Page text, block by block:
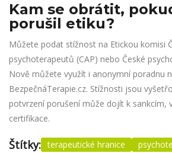
Kam se obrátit,
porušil etiku?
Můžete podat stížnost na Etickou komisi
psychoterapeutů (CAP) nebo České
Nově můžete využít i anonymní poradnu
BezpečnáTerapie.cz. Stížnosti jsou
potvrzení porušení může dojít k sankcím,
certifikace.
Štítky: terapeutické hranice